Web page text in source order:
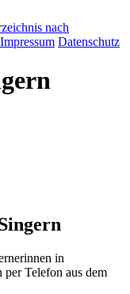
nach
Impressum Datenschutz
in
per Telefon aus dem